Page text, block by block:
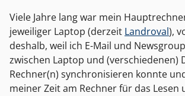
Viele Jahre lang war mein
jeweiliger Laptop (derzeit Landroval),
deshalb, weil ich E-Mail und
zwischen Laptop und (verschiedenen)
Rechner(n) synchronisieren konnte
meiner Zeit am Rechner für das Lesen